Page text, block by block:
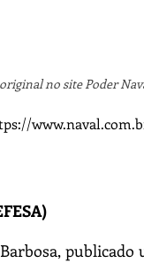
no site Poder